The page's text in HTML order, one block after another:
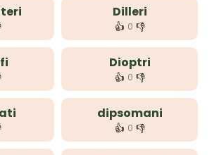
Dilleri
👍 0 👎
Dioptri
👍 0 👎
dipsomani
👍 0 👎